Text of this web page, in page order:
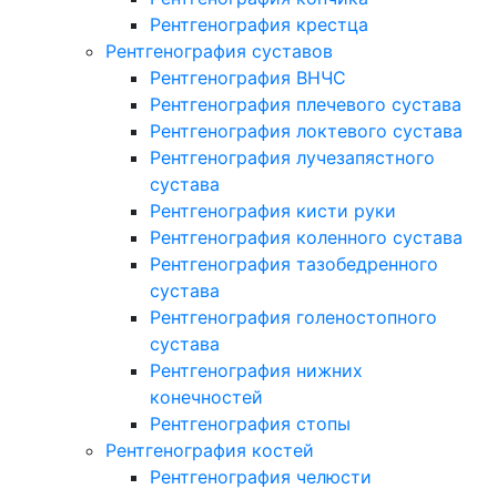
Рентгенография крестца
Рентгенография суставов
Рентгенография ВНЧС
Рентгенография плечевого сустава
Рентгенография локтевого сустава
Рентгенография лучезапястного
сустава
Рентгенография кисти руки
Рентгенография коленного сустава
Рентгенография тазобедренного
сустава
Рентгенография голеностопного
сустава
Рентгенография нижних
конечностей
Рентгенография стопы
Рентгенография костей
Рентгенография челюсти